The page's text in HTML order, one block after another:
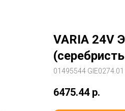
VARIA 24V
01495544 GIE0274.01
6475.44 р.